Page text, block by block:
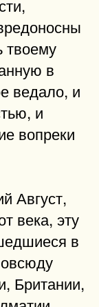
в
ведало, и
и
вопреки
Август,
века, эту
в
Британии,